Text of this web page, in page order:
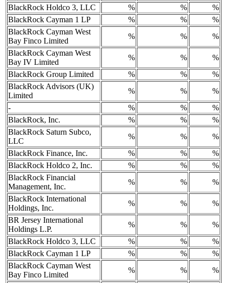
BlackRock Holdco 3, LLC
% %
%
BlackRock Cayman 1 LP
% %
%
BlackRock Cayman West
Bay Finco Limited
% %
%
BlackRock Cayman West
Bay IV Limited
% %
%
BlackRock Group Limited
% %
%
BlackRock Advisors (UK)
Limited
% %
%
-
% %
%
BlackRock, Inc.
% %
%
BlackRock Saturn Subco,
LLC
% %
%
BlackRock Finance, Inc.
% %
%
BlackRock Holdco 2, Inc.
% %
%
BlackRock Financial
Management, Inc.
% %
%
BlackRock International
Holdings, Inc.
% %
%
BR Jersey International
Holdings L.P.
% %
%
BlackRock Holdco 3, LLC
% %
%
BlackRock Cayman 1 LP
% %
%
BlackRock Cayman West
Bay Finco Limited
% %
%